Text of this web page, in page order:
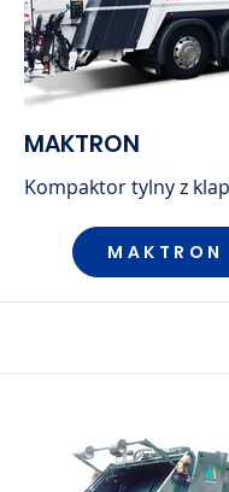
MAKTRON
Kompaktor tylny z
MAKTRON